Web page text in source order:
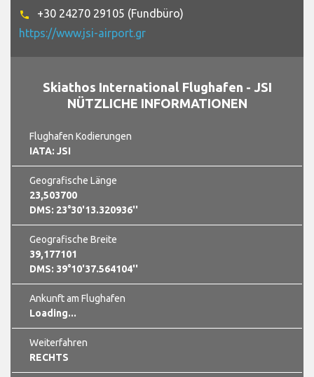
phone
+30 24270 29105 (Fundbüro)
https://www.jsi-airport.gr
Skiathos International Flughafen - JSI
NÜTZLICHE INFORMATIONEN
Flughafen Kodierungen
IATA: JSI
Geografische Länge
23,503700
DMS: 23°30'13.320936''
Geografische Breite
39,177101
DMS: 39°10'37.564104''
Ankunft am Flughafen
Loading...
Weiterfahren
RECHTS